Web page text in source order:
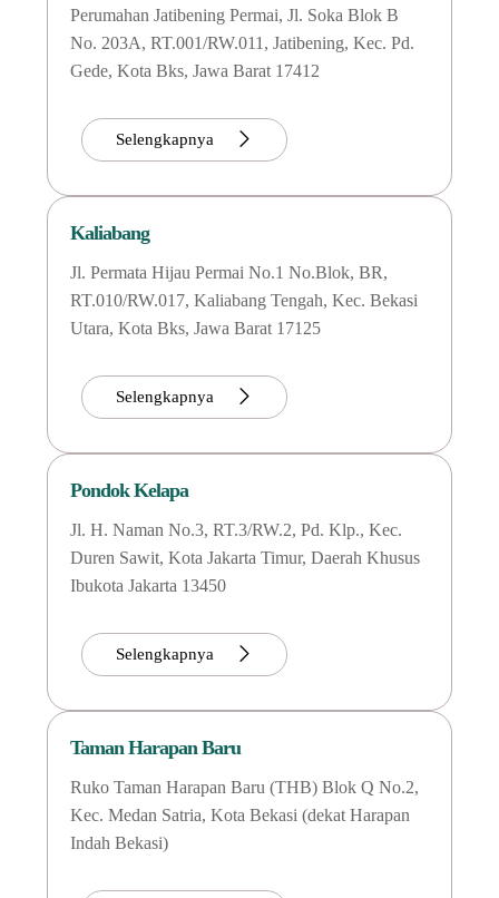
Perumahan Jatibening Permai, Jl. Soka Blok B
No. 203A, RT.001/RW.011, Jatibening, Kec. Pd.
Gede, Kota Bks, Jawa Barat 17412
Selengkapnya
Kaliabang
Jl. Permata Hijau Permai No.1 No.Blok, BR,
RT.010/RW.017, Kaliabang Tengah, Kec. Bekasi
Utara, Kota Bks, Jawa Barat 17125
Selengkapnya
Pondok Kelapa
Jl. H. Naman No.3, RT.3/RW.2, Pd. Klp., Kec.
Duren Sawit, Kota Jakarta Timur, Daerah Khusus
Ibukota Jakarta 13450
Selengkapnya
Taman Harapan Baru
Ruko Taman Harapan Baru (THB) Blok Q No.2,
Kec. Medan Satria, Kota Bekasi (dekat Harapan
Indah Bekasi)